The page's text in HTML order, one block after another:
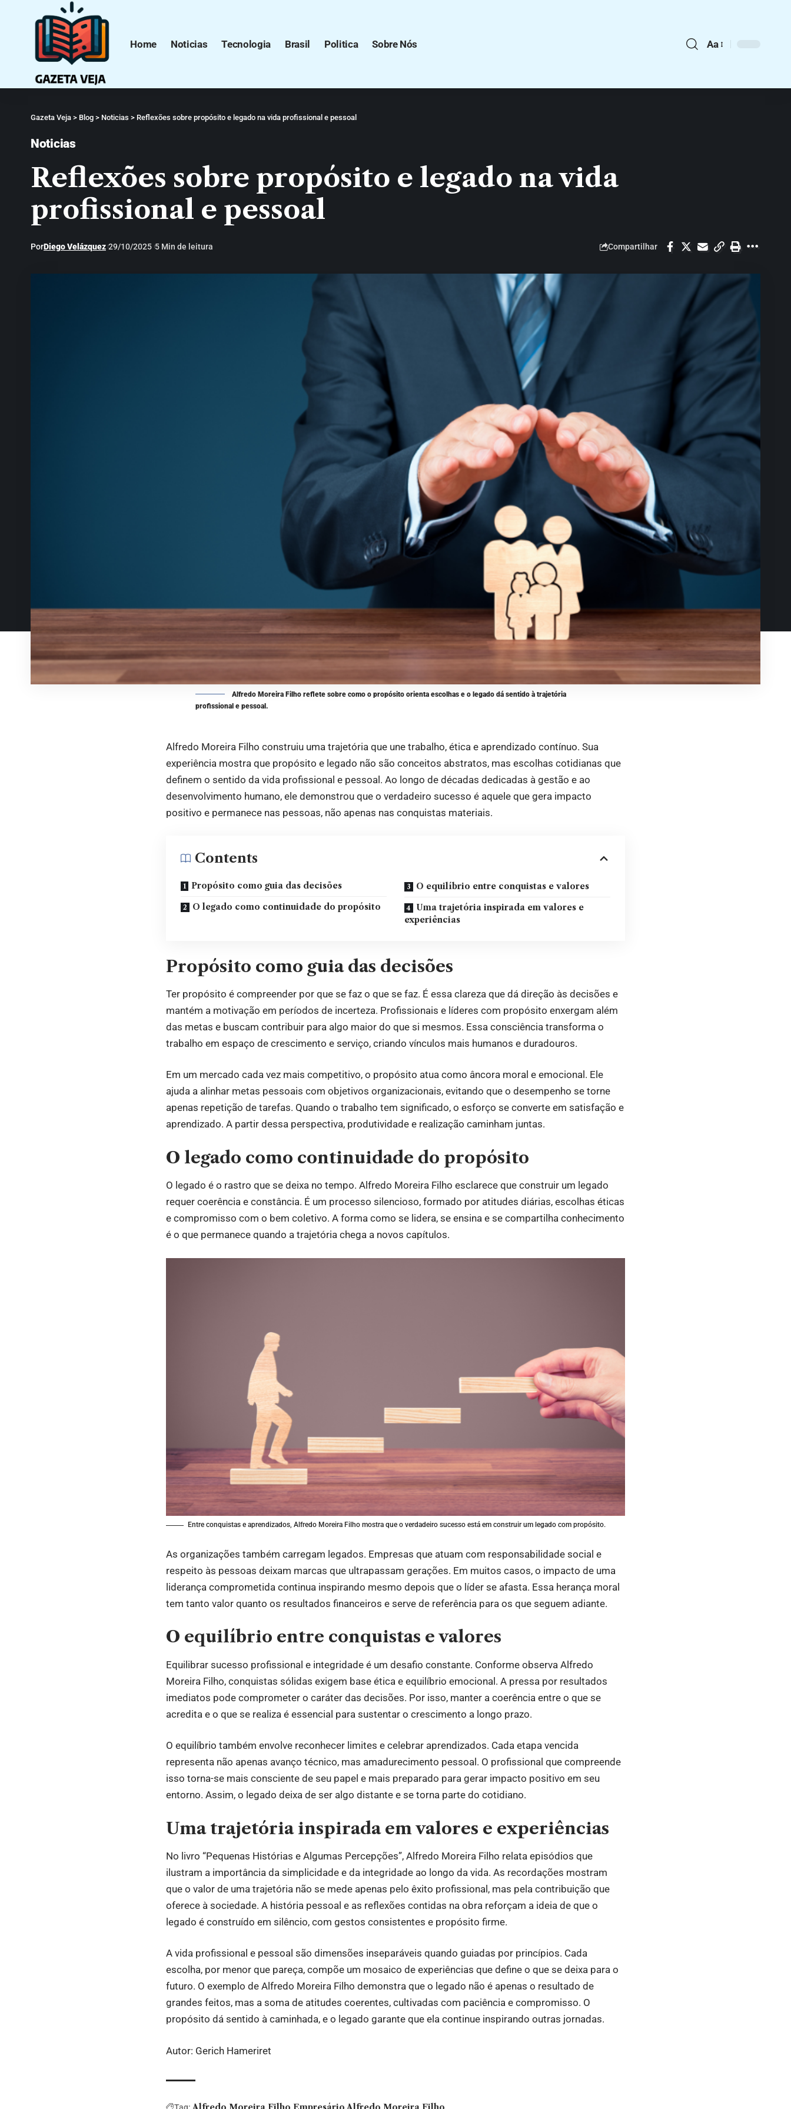
Home Noticias Tecnologia Brasil Politica Sobre Nós Aa
Gazeta Veja > Blog > Noticias > Reflexões sobre propósito e legado na vida profissional e pessoal
Noticias
Reflexões sobre propósito e legado na vida
profissional e pessoal
PorDiego Velázquez 29/10/2025 5 Min de leitura Compartilhar
Alfredo Moreira Filho reflete sobre como o propósito orienta escolhas e o legado dá sentido à trajetória
profissional e pessoal.
Alfredo Moreira Filho construiu uma trajetória que une trabalho, ética e aprendizado contínuo. Sua
experiência mostra que propósito e legado não são conceitos abstratos, mas escolhas cotidianas que
definem o sentido da vida profissional e pessoal. Ao longo de décadas dedicadas à gestão e ao
desenvolvimento humano, ele demonstrou que o verdadeiro sucesso é aquele que gera impacto
positivo e permanece nas pessoas, não apenas nas conquistas materiais.
Contents
Propósito como guia das decisões
O legado como continuidade do propósito
O equilíbrio entre conquistas e valores
Uma trajetória inspirada em valores e
experiências
Propósito como guia das decisões
Ter propósito é compreender por que se faz o que se faz. É essa clareza que dá direção às decisões e
mantém a motivação em períodos de incerteza. Profissionais e líderes com propósito enxergam além
das metas e buscam contribuir para algo maior do que si mesmos. Essa consciência transforma o
trabalho em espaço de crescimento e serviço, criando vínculos mais humanos e duradouros.
Em um mercado cada vez mais competitivo, o propósito atua como âncora moral e emocional. Ele
ajuda a alinhar metas pessoais com objetivos organizacionais, evitando que o desempenho se torne
apenas repetição de tarefas. Quando o trabalho tem significado, o esforço se converte em satisfação e
aprendizado. A partir dessa perspectiva, produtividade e realização caminham juntas.
O legado como continuidade do propósito
O legado é o rastro que se deixa no tempo. Alfredo Moreira Filho esclarece que construir um legado
requer coerência e constância. É um processo silencioso, formado por atitudes diárias, escolhas éticas
e compromisso com o bem coletivo. A forma como se lidera, se ensina e se compartilha conhecimento
é o que permanece quando a trajetória chega a novos capítulos.
Entre conquistas e aprendizados, Alfredo Moreira Filho mostra que o verdadeiro sucesso está em construir um legado com propósito.
As organizações também carregam legados. Empresas que atuam com responsabilidade social e
respeito às pessoas deixam marcas que ultrapassam gerações. Em muitos casos, o impacto de uma
liderança comprometida continua inspirando mesmo depois que o líder se afasta. Essa herança moral
tem tanto valor quanto os resultados financeiros e serve de referência para os que seguem adiante.
O equilíbrio entre conquistas e valores
Equilibrar sucesso profissional e integridade é um desafio constante. Conforme observa Alfredo
Moreira Filho, conquistas sólidas exigem base ética e equilíbrio emocional. A pressa por resultados
imediatos pode comprometer o caráter das decisões. Por isso, manter a coerência entre o que se
acredita e o que se realiza é essencial para sustentar o crescimento a longo prazo.
O equilíbrio também envolve reconhecer limites e celebrar aprendizados. Cada etapa vencida
representa não apenas avanço técnico, mas amadurecimento pessoal. O profissional que compreende
isso torna-se mais consciente de seu papel e mais preparado para gerar impacto positivo em seu
entorno. Assim, o legado deixa de ser algo distante e se torna parte do cotidiano.
Uma trajetória inspirada em valores e experiências
No livro “Pequenas Histórias e Algumas Percepções”, Alfredo Moreira Filho relata episódios que
ilustram a importância da simplicidade e da integridade ao longo da vida. As recordações mostram
que o valor de uma trajetória não se mede apenas pelo êxito profissional, mas pela contribuição que
oferece à sociedade. A história pessoal e as reflexões contidas na obra reforçam a ideia de que o
legado é construído em silêncio, com gestos consistentes e propósito firme.
A vida profissional e pessoal são dimensões inseparáveis quando guiadas por princípios. Cada
escolha, por menor que pareça, compõe um mosaico de experiências que define o que se deixa para o
futuro. O exemplo de Alfredo Moreira Filho demonstra que o legado não é apenas o resultado de
grandes feitos, mas a soma de atitudes coerentes, cultivadas com paciência e compromisso. O
propósito dá sentido à caminhada, e o legado garante que ela continue inspirando outras jornadas.
Autor: Gerich Hameriret